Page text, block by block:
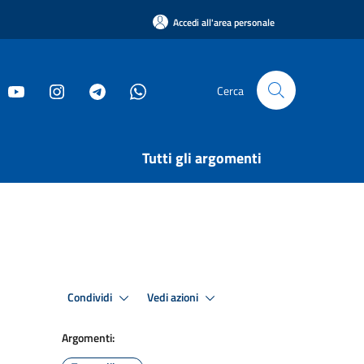
Accedi all'area personale
Cerca
Tutti gli argomenti
Condividi Vedi azioni
Argomenti: